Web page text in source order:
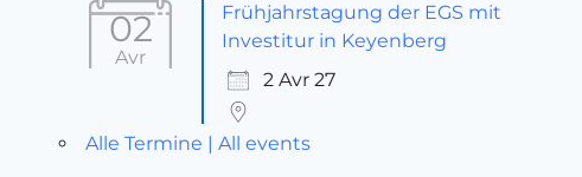
02
Avr
Frühjahrstagung der EGS mit
Investitur in Keyenberg
2 Avr 27
Alle Termine | All events